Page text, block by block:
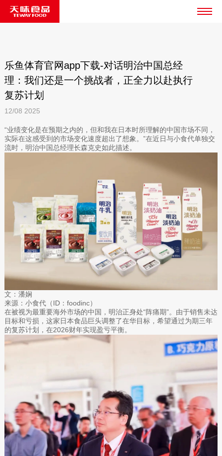
乐鱼体育官网app下载-对话明治中国总经
理：我们还是一个挑战者，正全力以赴执行
复苏计划
12/08 2025
“业绩变化是在预期之内的，但和我在日本时所理解的中国市场不同，
实际在这感受到的市场变化速度超出了想象。”在近日与小食代单独交
流时，明治中国总经理长森克史如此描述。
文：潘娴
来源：小食代（ID：foodinc）
在被视为最重要海外市场的中国，明治正身处“阵痛期”。由于销售未达
目标和亏损，这家日本食品巨头调整了在华目标，希望通过为期三年
的复苏计划，在2026财年实现盈亏平衡。